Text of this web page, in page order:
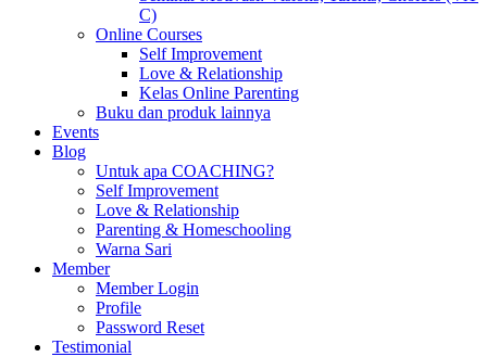
C)
Online Courses
Self Improvement
Love & Relationship
Kelas Online Parenting
Buku dan produk lainnya
Events
Blog
Untuk apa COACHING?
Self Improvement
Love & Relationship
Parenting & Homeschooling
Warna Sari
Member
Member Login
Profile
Password Reset
Testimonial